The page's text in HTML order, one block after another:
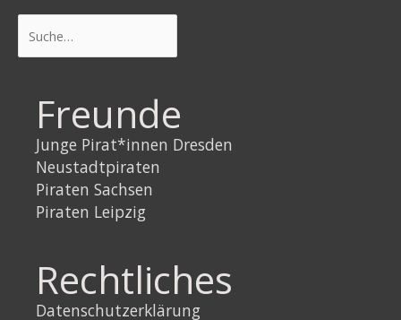
Freunde
Junge Pirat*innen Dresden
Neustadtpiraten
Piraten Sachsen
Piraten Leipzig
Rechtliches
Datenschutzerklärung